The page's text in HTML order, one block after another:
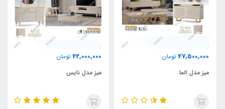
47,500,000 تومان
میز مدل الما
42,000,000 تومان
میز مدل نایس